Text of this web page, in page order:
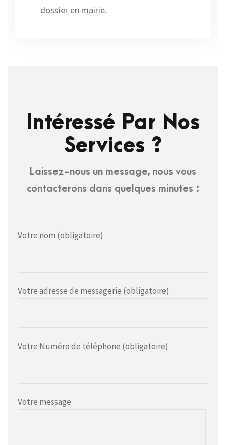
dossier en mairie.
Intéressé Par Nos
Services ?
Laissez-nous un message, nous vous
contacterons dans quelques minutes :
Votre nom (obligatoire)
Votre adresse de messagerie (obligatoire)
Votre Numéro de téléphone (obligatoire)
Votre message